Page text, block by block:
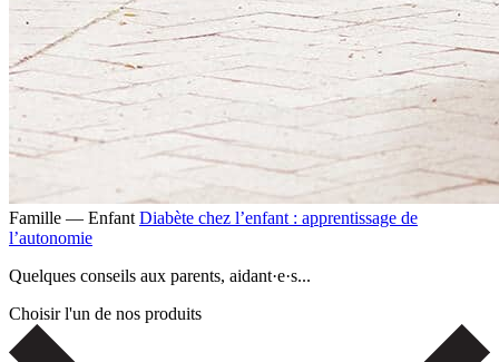
Famille — Enfant Diabète chez l’enfant : apprentissage de
l’autonomie
Quelques conseils aux parents, aidant·e·s...
Choisir l'un de nos produits